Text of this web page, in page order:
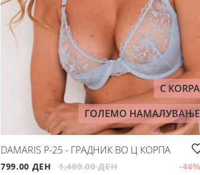
C KORPA
ГОЛЕМО НАМАЛУВАЊЕ
DAMARIS P-25 - ГРАДНИК ВО Ц КОРПА
799.00 ДЕН 1,489.00 ДЕН -46